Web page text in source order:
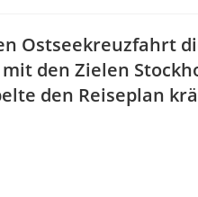
Ostseekreuzfahrt
den Zielen
den Reiseplan